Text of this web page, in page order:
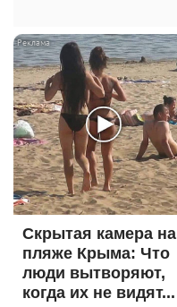
Скрытая камера на
пляже Крыма: Что
люди вытворяют,
когда их не видят...